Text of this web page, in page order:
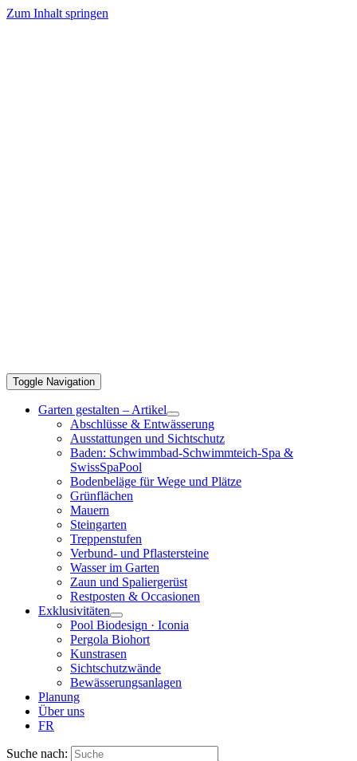
Zum Inhalt springen
Toggle Navigation
Garten gestalten – Artikel
Abschlüsse & Entwässerung
Ausstattungen und Sichtschutz
Baden: Schwimmbad-Schwimmteich-Spa &
SwissSpaPool
Bodenbeläge für Wege und Plätze
Grünflächen
Mauern
Steingarten
Treppenstufen
Verbund- und Pflastersteine
Wasser im Garten
Zaun und Spaliergerüst
Restposten & Occasionen
Exklusivitäten
Pool Biodesign · Iconia
Pergola Biohort
Kunstrasen
Sichtschutzwände
Bewässerungsanlagen
Planung
Über uns
FR
Suche nach: